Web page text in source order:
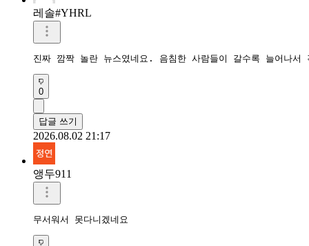
레솔#YHRL
진짜 깜짝 놀란 뉴스였네요. 음침한 사람들이 갈수록 늘어나
0
답글 쓰기
2026.08.02 21:17
앵두911
무서워서 못다니겠네요